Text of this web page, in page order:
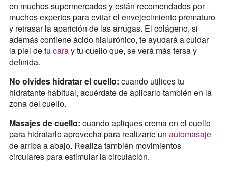
en muchos supermercados y están recomendados por
muchos expertos para evitar el envejecimiento prematuro
y retrasar la aparición de las arrugas. El colágeno, si
además contiene ácido hialurónico, te ayudará a cuidar
la piel de tu caray tu cuello que, se verá más tersa y
definida.
No olvides hidratar el cuello: cuando utilices tu
hidratante habitual, acuérdate de aplicarlo también en la
zona del cuello.
Masajes de cuello: cuando apliques crema en el cuello
para hidratarlo aprovecha para realizarte un automasaje
de arriba a abajo. Realiza también movimientos
circulares para estimular la circulación.